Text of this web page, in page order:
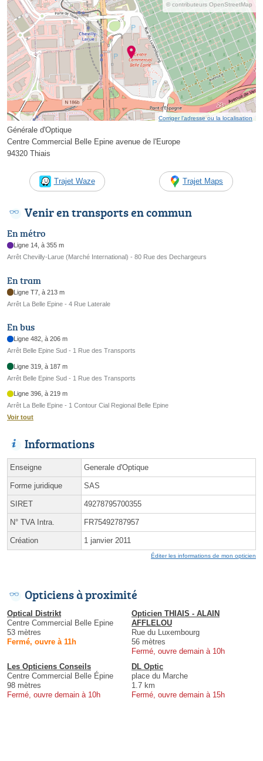
© contributeurs OpenStreetMap
Corriger l’adresse ou la localisation
Générale d'Optique
Centre Commercial Belle Epine avenue de l'Europe
94320 Thiais
Trajet Waze Trajet Maps
Venir en transports en commun
En métro
Ligne 14, à 355 m
Arrêt Chevilly-Larue​ (Marché International​) - 80 Rue des Dechargeurs
En tram
Ligne T7, à 213 m
Arrêt La Belle Epine - 4 Rue Laterale
En bus
Ligne 482, à 206 m
Arrêt Belle Epine Sud - 1 Rue des Transports
Ligne 319, à 187 m
Arrêt Belle Epine Sud - 1 Rue des Transports
Ligne 396, à 219 m
Arrêt La Belle Epine - 1 Contour Cial Regional Belle Epine
Voir tout
Informations
Enseigne Generale d'Optique
Forme juridique SAS
SIRET 49278795700355
N° TVA Intra. FR75492787957
Création 1 janvier 2011
Éditer les informations de mon opticien
Opticiens à proximité
Optical Distrikt
Centre Commercial Belle Epine
53 mètres
Fermé, ouvre à 11h
Opticien THIAIS - ALAIN
AFFLELOU
Rue du Luxembourg
56 mètres
Fermé, ouvre demain à 10h
Les Opticiens Conseils
Centre Commercial Belle Épine
98 mètres
Fermé, ouvre demain à 10h
DL Optic
place du Marche
1.7 km
Fermé, ouvre demain à 15h